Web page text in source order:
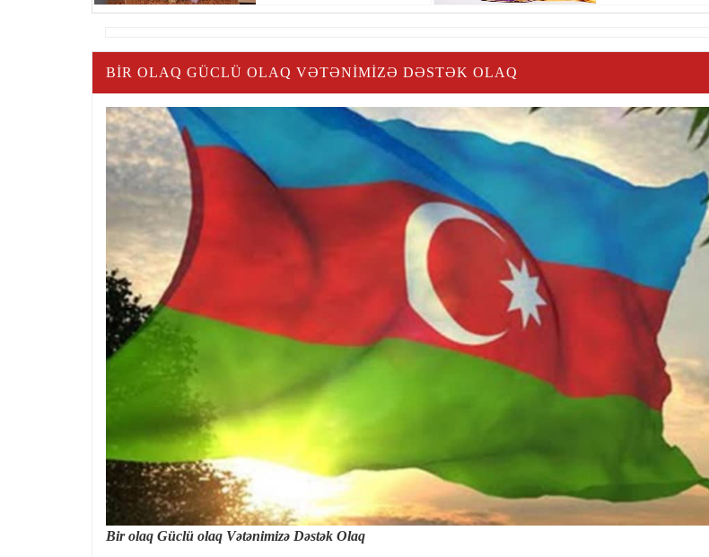
BIR OLAQ GÜCLÜ OLAQ VƏTƏNIMIZƏ DƏSTƏK OLAQ
Bir olaq Güclü olaq Vətənimizə Dəstək Olaq